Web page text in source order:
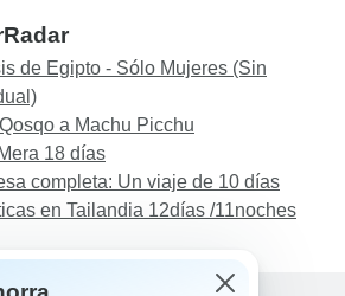
de Egipto - Sólo Mujeres (Sin
a Machu Picchu
18 días
completa: Un viaje de 10 días
en Tailandia 12días /11noches